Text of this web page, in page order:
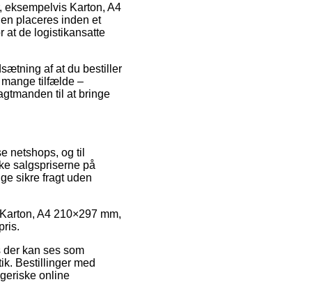
eksempelvis Karton, A4
placeres inden et
at de logistikansatte
af at du bestiller
mange tilfælde –
til at bringe
netshops, og til
salgspriserne på
sikre fragt uden
A4 210×297 mm,
kan ses som
Bestillinger med
online